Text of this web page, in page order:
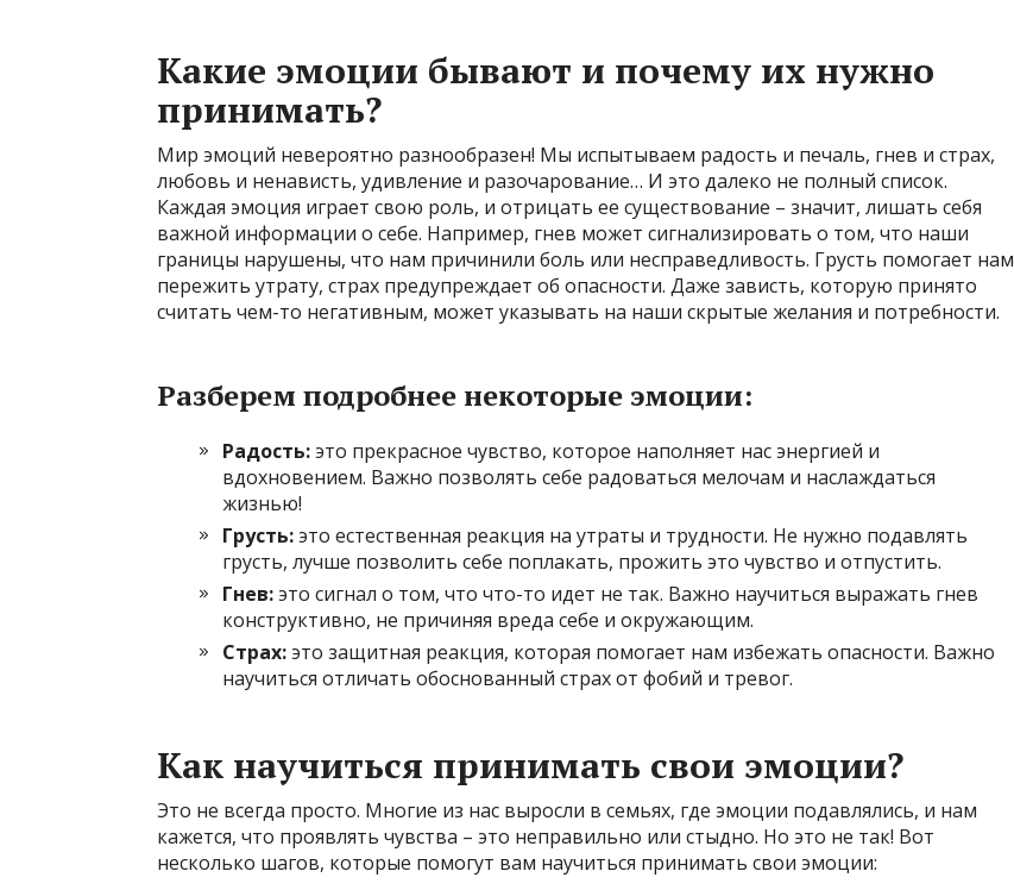
Какие эмоции бывают и почему их нужно
принимать?
Мир эмоций невероятно разнообразен! Мы испытываем радость и печаль, гнев и страх,
любовь и ненависть, удивление и разочарование… И это далеко не полный список.
Каждая эмоция играет свою роль, и отрицать ее существование – значит, лишать себя
важной информации о себе. Например, гнев может сигнализировать о том, что наши
границы нарушены, что нам причинили боль или несправедливость. Грусть помогает нам
пережить утрату, страх предупреждает об опасности. Даже зависть, которую принято
считать чем-то негативным, может указывать на наши скрытые желания и потребности.
Разберем подробнее некоторые эмоции:
Радость:это прекрасное чувство, которое наполняет нас энергией и
вдохновением. Важно позволять себе радоваться мелочам и наслаждаться
жизнью!
Грусть:это естественная реакция на утраты и трудности. Не нужно подавлять
грусть, лучше позволить себе поплакать, прожить это чувство и отпустить.
Гнев:это сигнал о том, что что-то идет не так. Важно научиться выражать гнев
конструктивно, не причиняя вреда себе и окружающим.
Страх:это защитная реакция, которая помогает нам избежать опасности. Важно
научиться отличать обоснованный страх от фобий и тревог.
Как научиться принимать свои эмоции?
Это не всегда просто. Многие из нас выросли в семьях, где эмоции подавлялись, и нам
кажется, что проявлять чувства – это неправильно или стыдно. Но это не так! Вот
несколько шагов, которые помогут вам научиться принимать свои эмоции: